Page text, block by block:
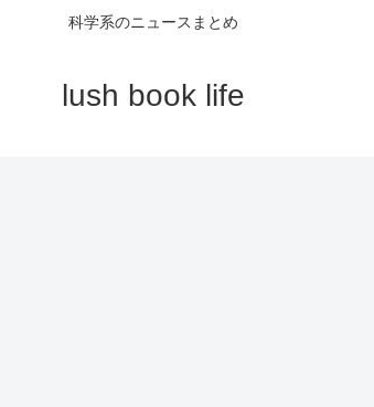
科学系のニュースまとめ
lush book life